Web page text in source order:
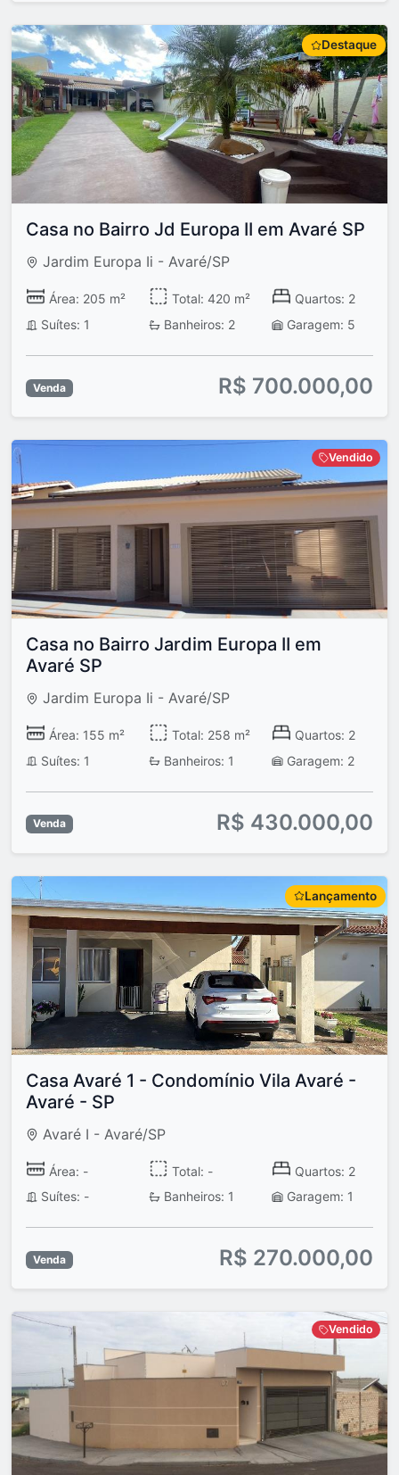
Destaque
Casa no Bairro Jd Europa II em Avaré SP
Jardim Europa Ii - Avaré/SP
Área: 205 m² Total: 420 m²
Quartos: 2
Suítes: 1
Banheiros: 2 Garagem: 5
Venda R$ 700.000,00
Vendido
Casa no Bairro Jardim Europa II em
Avaré SP
Jardim Europa Ii - Avaré/SP
Área: 155 m² Total: 258 m²
Quartos: 2
Suítes: 1
Banheiros: 1 Garagem: 2
Venda R$ 430.000,00
Lançamento
Casa Avaré 1 - Condomínio Vila Avaré -
Avaré - SP
Avaré I - Avaré/SP
Área: - Total: -
Quartos: 2
Suítes: -
Banheiros: 1 Garagem: 1
Venda R$ 270.000,00
Vendido